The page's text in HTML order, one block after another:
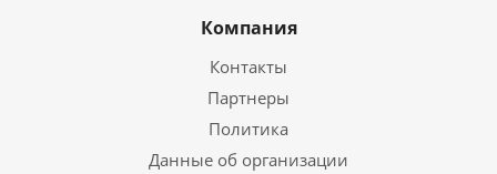
Компания
Контакты
Партнеры
Политика
Данные об организации